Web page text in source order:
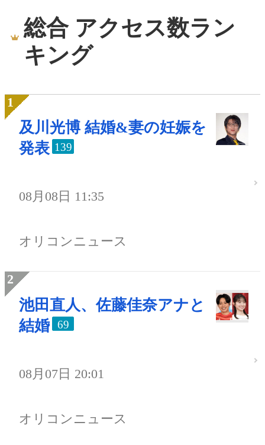
総合 アクセス数ラン
キング
及川光博 結婚&妻の妊娠を
発表 139
08月08日 11:35
オリコンニュース
池田直人、佐藤佳奈アナと
結婚
69
08月07日 20:01
オリコンニュース